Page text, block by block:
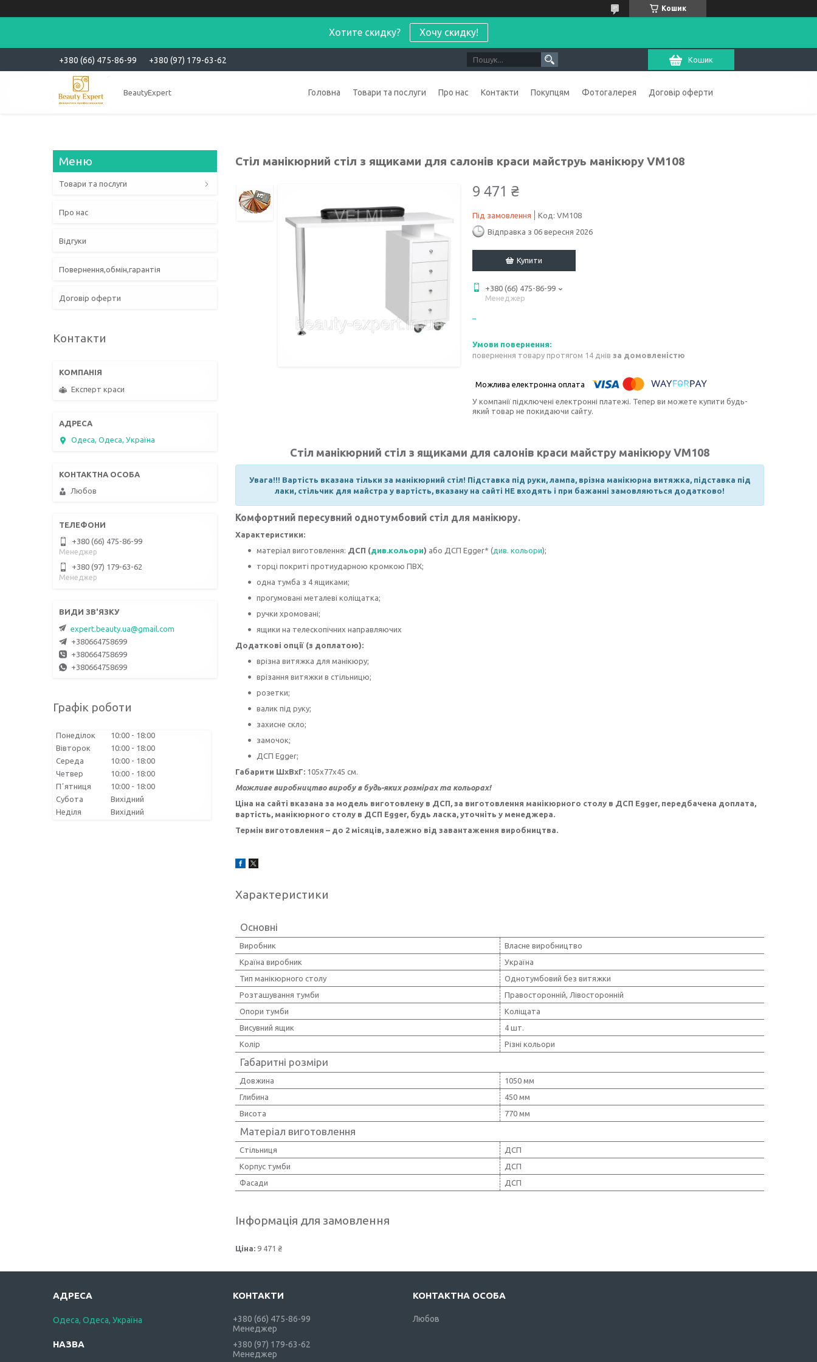
Кошик
Хотите скидку? Хочу скидку!
+380 (66) 475-86-99 +380 (97) 179-63-62 Кошик
BeautyExpert Головна Товари та послуги Про нас Контакти Покупцям Фотогалерея Договір оферти
Стіл манікюрний стіл з ящиками для салонів краси майструь манікюру VM108
9 471 ₴
Під замовлення Код: VM108
Відправка з 06 вересня 2026
Купити
+380 (66) 475-86-99
Менеджер
повернення товару протягом 14 днів за домовленістю
У компанії підключені електронні платежі. Тепер ви можете купити будь-
який товар не покидаючи сайту.
Стіл манікюрний стіл з ящиками для салонів краси майстру манікюру VM108
Увага!!! Вартість вказана тільки за манікюрний стіл! Підставка під руки, лампа, врізна манікюрна витяжка, підставка під
лаки, стільчик для майстра у вартість, вказану на сайті НЕ входять і при бажанні замовляються додатково!
Комфортний пересувний однотумбовий стіл для манікюру.
Характеристики:
матеріал виготовлення: ДСП (див.кольори) або ДСП Egger* (див. кольори);
торці покриті протиударною кромкою ПВХ;
одна тумба з 4 ящиками;
прогумовані металеві коліщатка;
ручки хромовані;
ящики на телескопічних направляючих
Додаткові опції (з доплатою):
врізна витяжка для манікюру;
врізання витяжки в стільницю;
розетки;
валик під руку;
захисне скло;
замочок;
ДСП Egger;
Габарити ШхВхГ: 105х77х45 см.
Можливе виробництво виробу в будь-яких розмірах та кольорах!
Ціна на сайті вказана за модель виготовлену в ДСП, за виготовлення манікюрного столу в ДСП Egger, передбачена доплата,
вартість, манікюрного столу в ДСП Egger, будь ласка, уточніть у менеджера.
Термін виготовлення – до 2 місяців, залежно від завантаження виробництва.
Характеристики
Основні
Виробник
Власне виробництво
Країна виробник
Україна
Тип манікюрного столу
Однотумбовий без витяжки
Розташування тумби
Правосторонній, Лівосторонній
Опори тумби
Коліщата
Висувний ящик
4 шт.
Колір
Різні кольори
Габаритні розміри
Довжина
1050 мм
Глибина
450 мм
Висота
770 мм
Матеріал виготовлення
Стільниця
ДСП
Корпус тумби
ДСП
Фасади
ДСП
Інформація для замовлення
Ціна: 9 471 ₴
Товари та послуги
Про нас
Відгуки
Повернення,обмін,гарантія
Договір оферти
Контакти
Експерт краси
Одеса, Одеса, Україна
Любов
+380 (66) 475-86-99
Менеджер
+380 (97) 179-63-62
Менеджер
expert.beauty.ua@gmail.com
+380664758699
+380664758699
+380664758699
Графік роботи
Понеділок 10:00
18:00
Вівторок
10:00
18:00
Середа
10:00
18:00
Четвер
10:00
18:00
Пʼятниця
10:00
18:00
Субота
Вихідний
Неділя
Вихідний
Одеса, Одеса, Україна
+380 (66) 475-86-99
Менеджер
+380 (97) 179-63-62
Менеджер
Любов